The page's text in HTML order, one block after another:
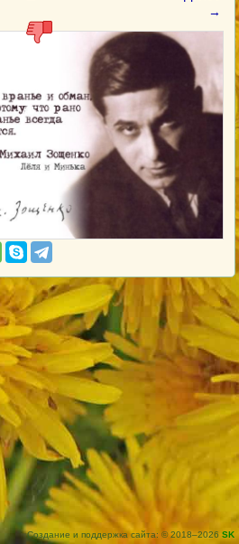
→
Создание и поддержка сайта: © 2018–2026 SK